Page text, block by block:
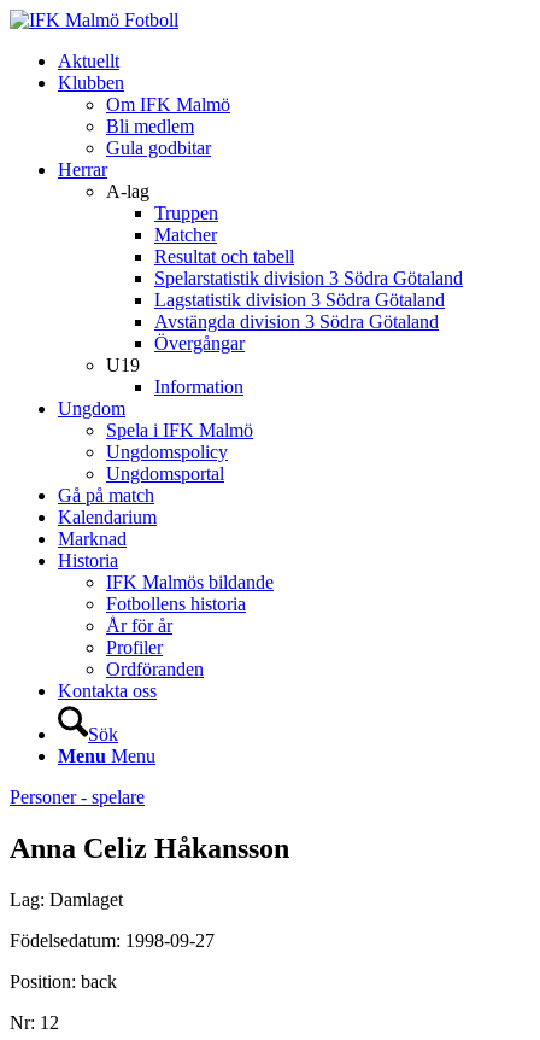
Aktuellt
Klubben
Om IFK Malmö
Bli medlem
Gula godbitar
Herrar
A-lag
Truppen
Matcher
Resultat och tabell
Spelarstatistik division 3 Södra Götaland
Lagstatistik division 3 Södra Götaland
Avstängda division 3 Södra Götaland
Övergångar
U19
Information
Ungdom
Spela i IFK Malmö
Ungdomspolicy
Ungdomsportal
Gå på match
Kalendarium
Marknad
Historia
IFK Malmös bildande
Fotbollens historia
År för år
Profiler
Ordföranden
Kontakta oss
Sök
Menu Menu
Personer - spelare
Anna Celiz Håkansson
Lag: Damlaget
Födelsedatum: 1998-09-27
Position: back
Nr: 12